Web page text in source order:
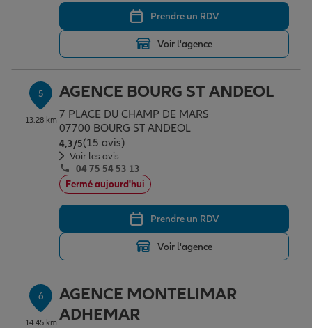
Prendre un RDV
Voir l'agence
5
13.28 km
AGENCE BOURG ST ANDEOL
7 PLACE DU CHAMP DE MARS
07700 BOURG ST ANDEOL
4,3/5Note de 4.3 sur 5
(15 avis)
Voir les avis
04 75 54 53 13
Fermé aujourd'hui
Prendre un RDV
Voir l'agence
6
14.45 km
AGENCE MONTELIMAR
ADHEMAR